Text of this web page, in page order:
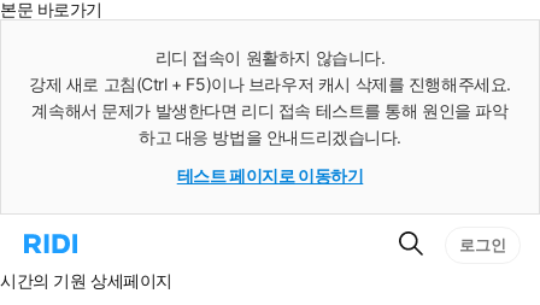
본문 바로가기
리디 접속이 원활하지 않습니다.
강제 새로 고침(Ctrl + F5)이나 브라우저 캐시 삭제를 진행해주세요.
계속해서 문제가 발생한다면 리디 접속 테스트를 통해 원인을 파악
하고 대응 방법을 안내드리겠습니다.
테스트 페이지로 이동하기
리
홈
검
로그인
시간의 기원 상세페이지